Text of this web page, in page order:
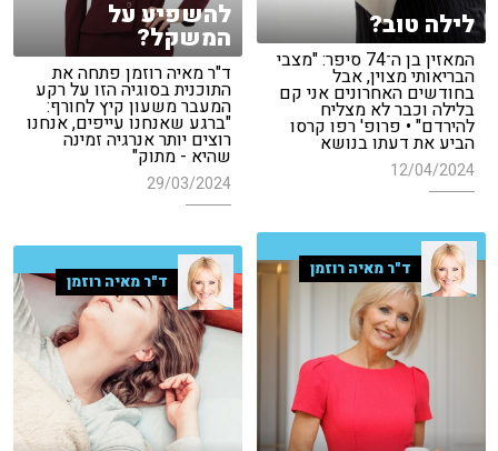
לילה טוב?
המאזין בן ה־74 סיפר: "מצבי
הבריאותי מצוין, אבל
בחודשים האחרונים אני קם
בלילה וכבר לא מצליח
להירדם" • פרופ' רפו קרסו
הביע את דעתו בנושא
12/04/2024
להשפיע על
המשקל?
ד"ר מאיה רוזמן פתחה את
התוכנית בסוגיה הזו על רקע
המעבר משעון קיץ לחורף:
"ברגע שאנחנו עייפים, אנחנו
רוצים יותר אנרגיה זמינה
שהיא - מתוק"
29/03/2024
ד"ר מאיה רוזמן
ד"ר מאיה רוזמן